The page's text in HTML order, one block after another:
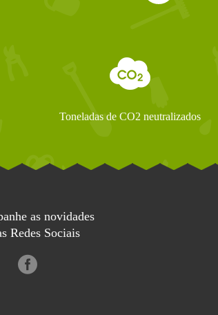
Toneladas de CO2 neutralizados
as novidades
Redes Sociais